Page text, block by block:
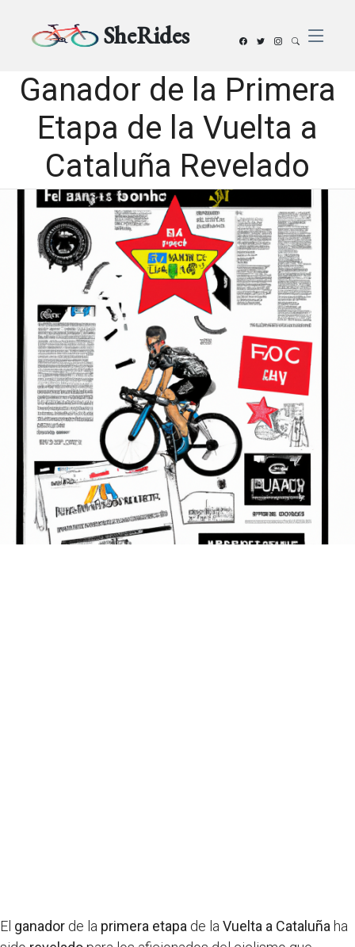
SheRides
Ganador de la Primera
Etapa de la Vuelta a
Cataluña Revelado
El ganador de la primera etapa de la Vuelta a Cataluña ha